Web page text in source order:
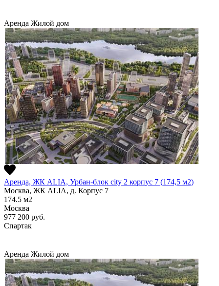
Аренда Жилой дом
Аренда, ЖК ALIA, Урбан-блок city 2 корпус 7 (174,5 м2)
Москва, ЖК ALIA, д. Корпус 7
174.5 м2
Москва
977 200 руб.
Спартак
Аренда Жилой дом